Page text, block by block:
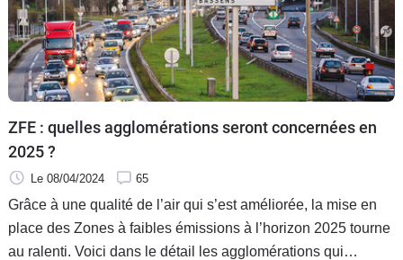
ZFE : quelles agglomérations seront concernées en
2025 ?
Le 08/04/2024 65
Grâce à une qualité de l’air qui s’est améliorée, la mise en
place des Zones à faibles émissions à l’horizon 2025 tourne
au ralenti. Voici dans le détail les agglomérations qui